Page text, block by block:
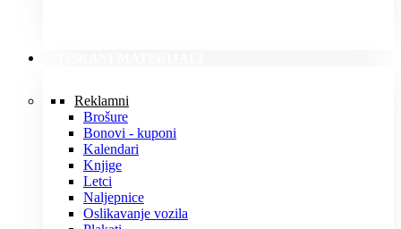
Reklamni
Brošure
Bonovi - kuponi
Kalendari
Knjige
Letci
Naljepnice
Oslikavanje vozila